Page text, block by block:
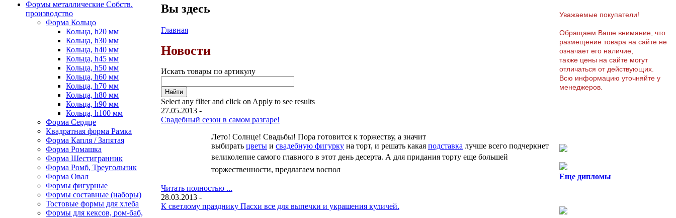
Формы металлические Собств.
производство
Форма Кольцо
Кольца, h20 мм
Кольца, h30 мм
Кольца, h40 мм
Кольца, h45 мм
Кольца, h50 мм
Кольца, h60 мм
Кольца, h70 мм
Кольца, h80 мм
Кольца, h90 мм
Кольца, h100 мм
Форма Сердце
Квадратная форма Рамка
Форма Капля / Запятая
Форма Ромашка
Форма Шестигранник
Форма Ромб, Треугольник
Форма Овал
Формы фигурные
Формы составные (наборы)
Тостовые формы для хлеба
Формы для кексов, ром-баб,
Вы здесь
Главная
Новости
Искать товары по артикулу
Select any filter and click on Apply to see results
27.05.2013 -
Свадебный сезон в самом разгаре!
Лето! Солнце! Свадьбы! Пора готовится к торжеству, а значит
выбирать цветы и свадебную фигурку на торт, и решать какая подставка лучше всего подчеркнет
великолепие самого главного в этот день десерта. А для придания торту еще большей
торжественности, предлагаем воспол
Читать полностью ...
28.03.2013 -
К светлому празднику Пасхи все для выпечки и украшения куличей.
Уважаемые покупатели!
Обращаем Ваше внимание, что
размещение товара на сайте не
означает его наличие,
также цены на сайте могут
отличаться от действующих.
Всю информацию уточняйте у
менеджеров.
Еще дипломы